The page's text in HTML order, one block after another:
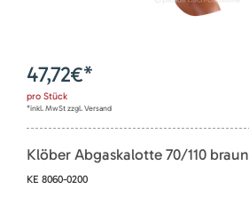
47,72€*
pro Stück
*inkl. MwSt zzgl. Versand
Klöber Abgaskalotte 70/110 braun
KE 8060-0200